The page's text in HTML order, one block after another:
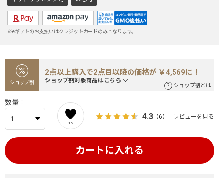
※eギフトのお支払いはクレジットカードのみとなります。
ショップ割
2点以上購入で2点目以降の価格が ￥4,569に！
ショップ割対象商品はこちら
ショップ割とは
数量
16
4.3 （6） レビューを見る
カートに入れる